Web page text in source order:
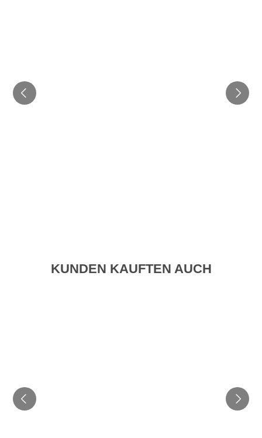
KUNDEN KAUFTEN AUCH